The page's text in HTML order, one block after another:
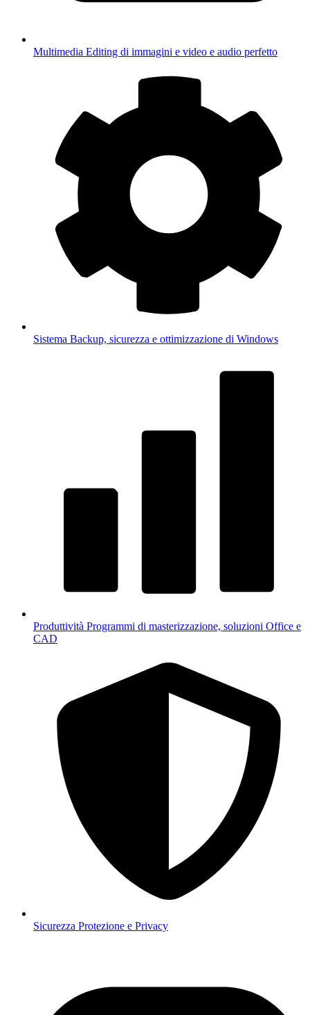
Multimedia Editing di immagini e video e audio perfetto
Sistema Backup, sicurezza e ottimizzazione di Windows
Produttività Programmi di masterizzazione, soluzioni Office e
CAD
Sicurezza Protezione e Privacy